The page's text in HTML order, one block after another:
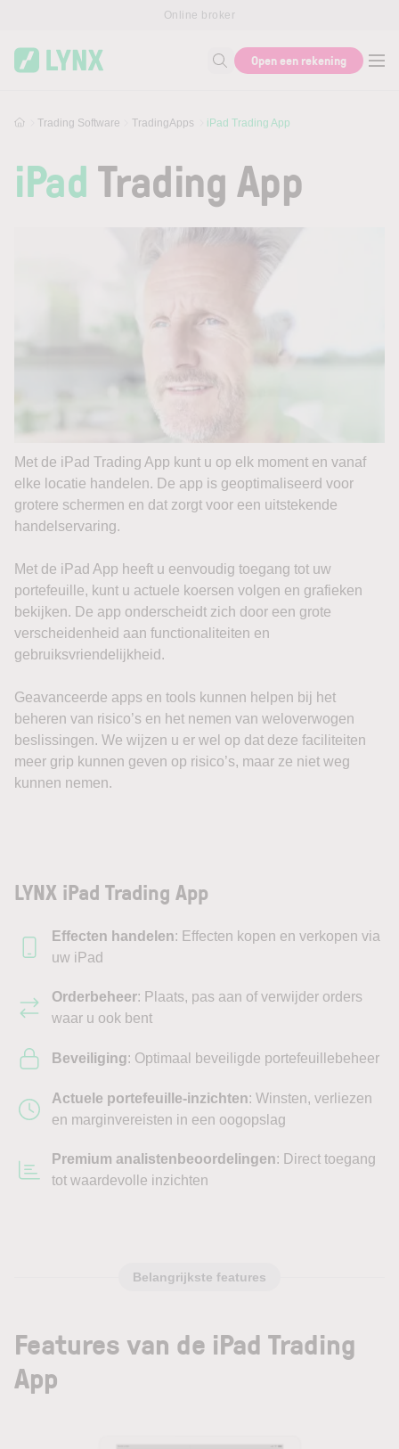
Online broker
Zoek naar informatie
Open een rekening
Trading Software TradingApps iPad Trading App
iPadTrading App
Met de iPad Trading App kunt u op elk moment en vanaf
elke locatie handelen. De app is geoptimaliseerd voor
grotere schermen en dat zorgt voor een uitstekende
handelservaring.
Met de iPad App heeft u eenvoudig toegang tot uw
portefeuille, kunt u actuele koersen volgen en grafieken
bekijken. De app onderscheidt zich door een grote
verscheidenheid aan functionaliteiten en
gebruiksvriendelijkheid.
Geavanceerde apps en tools kunnen helpen bij het
beheren van risico’s en het nemen van weloverwogen
beslissingen. We wijzen u er wel op dat deze faciliteiten
meer grip kunnen geven op risico’s, maar ze niet weg
kunnen nemen.
LYNX iPad Trading App
Effecten handelen: Effecten kopen en verkopen via
uw iPad
Orderbeheer: Plaats, pas aan of verwijder orders
waar u ook bent
Beveiliging: Optimaal beveiligde portefeuillebeheer
Actuele portefeuille-inzichten: Winsten, verliezen
en marginvereisten in een oogopslag
Premium analistenbeoordelingen: Direct toegang
tot waardevolle inzichten
Belangrijkste features
Features van de iPad Trading
App